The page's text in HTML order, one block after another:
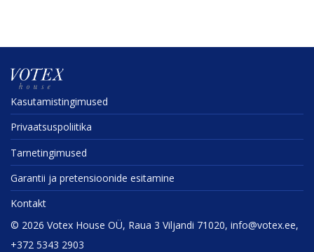
Kasuta­mis­tin­gi­mused
Privaat­sus­po­liitika
Tarne­tin­gi­mused
Garantii ja preten­sioonide esitamine
Kontakt
© 2026 Votex House OÜ, Raua 3 Viljandi 71020, info@votex.ee,
+372 5343 2903